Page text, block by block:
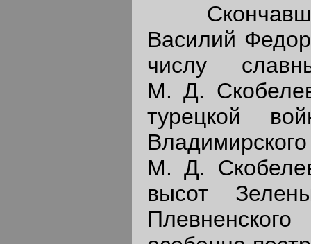
Василий
числу
М. Д.
турецкой
М. Д.
высот